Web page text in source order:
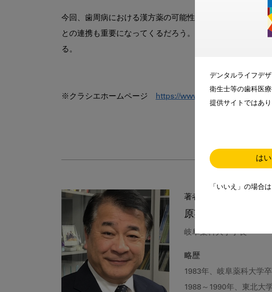
デンタルライフデ
衛生士等の歯科医
提供サイトではあり
はい
「いいえ」の場合
今回、歯周病における漢方薬の可能性を調べていくうちに
との連携も重要になってくるだろう。いずれにしろ、漢
る。
※クラシエホームページ https://www.kracie.co.jp/
著者
原英彰
岐阜薬科大学学長
略歴
1983年、岐阜薬科大学
1988～1990年、東北大